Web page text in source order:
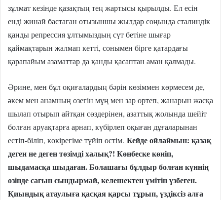
зұлмат кезінде қазақтың тең жартысы қырылды. Ел есін
енді жинай бастаған отызыншы жылдар соңында сталиндік
қанды репрессия ұлтымыздың сүт бетіне шығар
қаймақтарын жалмап кетті, сонымен бірге қатардағы
қарапайым азаматтар да қанды қасаптан аман қалмады.
Әрине, мен бұл оқиғалардың бәрін көзіммен көрмесем де,
әкем мен анамның өзегін мұң мен зар өртеп, жанарын жасқа
шылап отырып айтқан сөздерінен, азаттық жолында шейіт
болған аруақтарға арнап, күбірлеп оқыған дұғаларынан
естіп-біліп, көкірегіме түйіп өстім. Кейде ойлаймын: қазақ
деген не деген төзімді халық?! Көнбеске көніп,
шыдамасқа шыдаған. Болашағы бұлдыр болған күннің
өзінде сағын сындырмай, келешектен үмітін үзбеген.
Қиындық атаулыға қасқая қарсы тұрып, үздіксіз алға